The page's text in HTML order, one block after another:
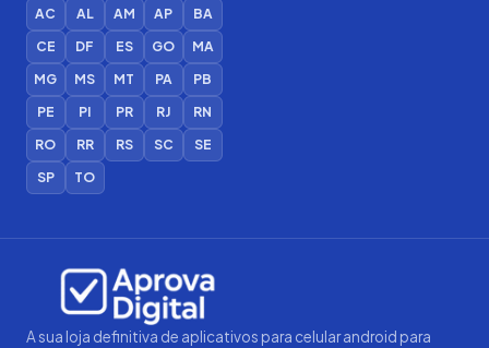
AC AL AM AP
BA
CE
DF ES GO
MA
MG
MS MT PA
PB
PE
PI PR RJ
RN
RO
RR RS SC
SE
SP
TO
A sua loja definitiva de aplicativos para celular android para